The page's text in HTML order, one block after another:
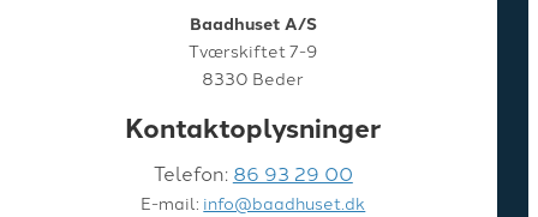
Baadhuset A/S
Tværskiftet 7-9
8330 Beder
Kontaktoplysninger
Telefon: 86 93 29 00
E-mail: info@baadhuset.dk